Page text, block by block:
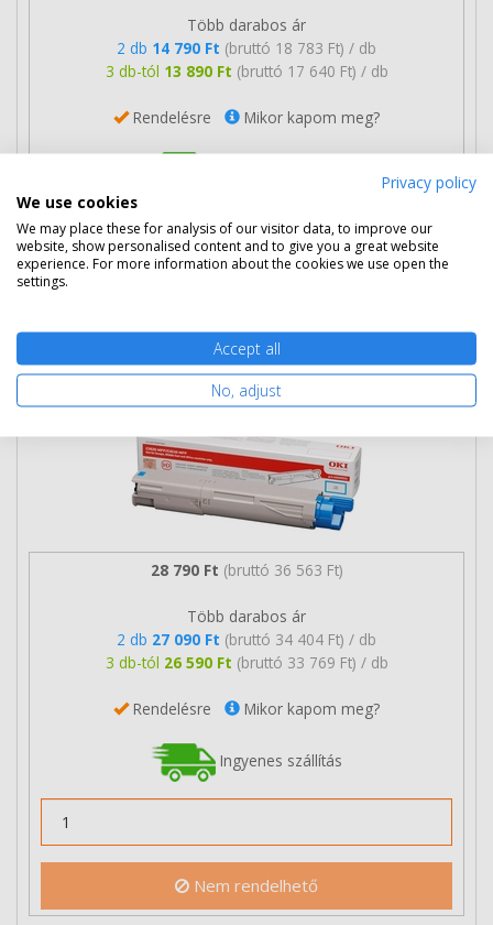
Több darabos ár
2 db 14 790 Ft (bruttó 18 783 Ft) / db
3 db-tól 13 890 Ft (bruttó 17 640 Ft) / db
Rendelésre Mikor kapom meg?
Eredeti OKI 43459371 ciánkék toner
28 790 Ft (bruttó 36 563 Ft)
Több darabos ár
2 db 27 090 Ft (bruttó 34 404 Ft) / db
3 db-tól 26 590 Ft (bruttó 33 769 Ft) / db
Rendelésre Mikor kapom meg?
Ingyenes szállítás
Nem rendelhető
Privacy policy
We use cookies
We may place these for analysis of our visitor data, to improve our
website, show personalised content and to give you a great website
experience. For more information about the cookies we use open the
settings.
Accept all
No, adjust